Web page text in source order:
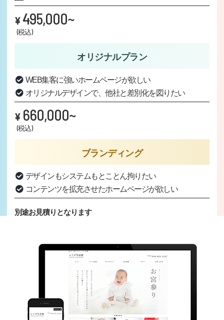
¥ 495,000~
(税込)
オリジナルプラン
WEB集客に強いホームページが欲しい
オリジナルデザインで、他社と差別化を図りたい
¥ 660,000~
(税込)
ブランディング
デザインもシステムもとことん拘りたい
コンテンツを拡充させたホームページが欲しい
別途お見積りとなります